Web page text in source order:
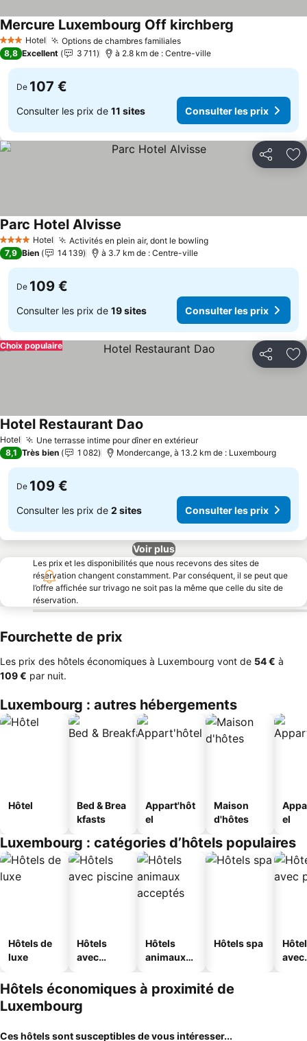
3 ÉtoilesHotel Options de chambres familialesConsulter les prix
Mercure Luxembourg Off kirchberg
8,8 Excellent 3 711 à 2.8 km de : Centre-ville
De 107 €
Consulter les prix de 11 sites Consulter les prix
Partager
4 Étoiles Hotel Activités en plein air, dont le bowlingConsulter les prix
Parc Hotel Alvisse
7,9 Bien 14 139 à 3.7 km de : Centre-ville
De 109 €
Consulter les prix de 19 sites Consulter les prix
Partager
Choix populaire
Hotel Une terrasse intime pour dîner en extérieurConsulter les prix
Hotel Restaurant Dao
8,1 Très bien 1 082 Mondercange, à 13.2 km de : Luxembourg
De 109 €
Consulter les prix de 2 sites Consulter les prix
Voir plus
Les prix et les disponibilités que nous recevons des sites de
réservation changent constamment. Par conséquent, il se peut que
l’offre affichée sur trivago ne soit pas la même que celle du site de
réservation.
Fourchette de prix
Les prix des hôtels économiques à Luxembourg vont de ‎54 € à
‎109 € par nuit.
Luxembourg : autres hébergements
Hôtel
Bed & Brea
kfasts
Appart'hôt
el
Maison
d'hôtes
el
Luxembourg : catégories d’hôtels populaires
Hôtels de
luxe
Hôtels
avec
Hôtels
animaux
Hôtels spa
avec
Hôtels économiques à proximité de
Luxembourg
Ces hôtels sont susceptibles de vous intéresser...